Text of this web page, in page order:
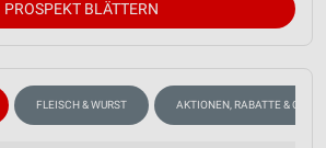
PROSPEKT BLÄTTERN
FLEISCH & WURST AKTIONEN, RABATTE &